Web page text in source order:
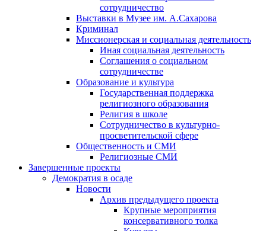
сотрудничество
Выставки в Музее им. А.Сахарова
Криминал
Миссионерская и социальная деятельность
Иная социальная деятельность
Соглашения о социальном
сотрудничестве
Образование и культура
Государственная поддержка
религиозного образования
Религия в школе
Сотрудничество в культурно-
просветительской сфере
Общественность и СМИ
Религиозные СМИ
Завершенные проекты
Демократия в осаде
Новости
Архив предыдущего проекта
Крупные мероприятия
консервативного толка